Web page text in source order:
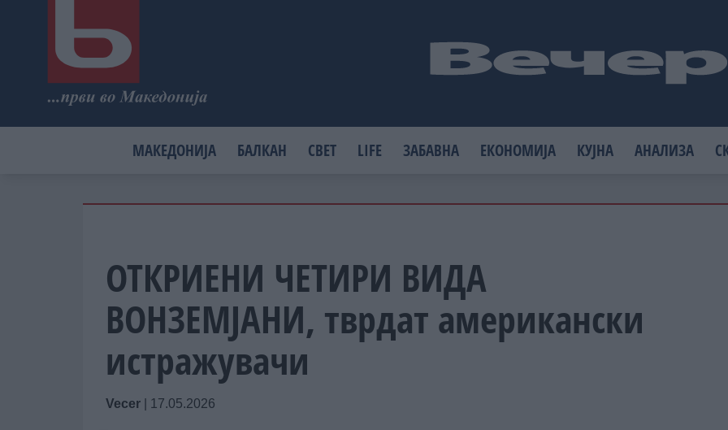
МАКЕДОНИЈА БАЛКАН СВЕТ LIFE ЗАБАВНА ЕКОНОМИЈА КУЈНА АНАЛИЗА
ОТКРИЕНИ ЧЕТИРИ ВИДА
ВОНЗЕМЈАНИ, тврдат американски
истражувачи
Vecer 17.05.2026